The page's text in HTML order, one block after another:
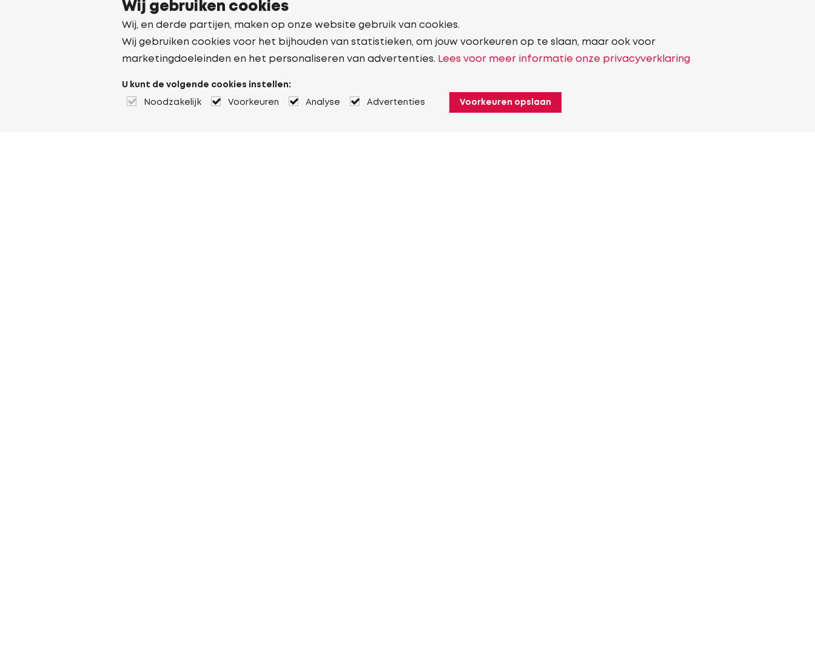
Wij gebruiken cookies
Wij, en derde partijen, maken op onze website gebruik van cookies.
Wij gebruiken cookies voor het bijhouden van statistieken, om jouw voorkeuren op te slaan, maar ook voor
marketingdoeleinden en het personaliseren van advertenties. Lees voor meer informatie onze privacyverklaring
U kunt de volgende cookies instellen:
Noodzakelijk Voorkeuren Analyse Advertenties Voorkeuren opslaan